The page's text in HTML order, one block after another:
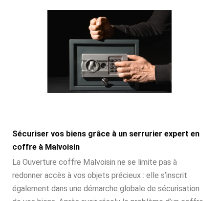
Sécuriser vos biens grâce à un serrurier expert en
coffre à Malvoisin
La Ouverture coffre Malvoisin ne se limite pas à
redonner accès à vos objets précieux : elle s’inscrit
également dans une démarche globale de sécurisation